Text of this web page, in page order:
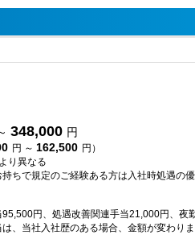
348,000 円
円 ～ 162,500 円）
り異なる
ちで規定のご経験ある方は入社時処遇の
95,500円、処遇改善関連手当21,000円、
、当社入社歴のある場合、金額が変わり